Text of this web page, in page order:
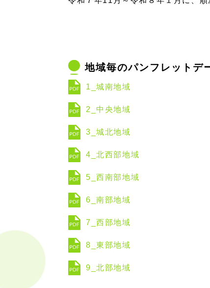
地域毎のパンフレットデ
1_城南地域
2_中央地域
3_城北地域
4_北西部地域
5_西南部地域
6_南部地域
7_西部地域
8_東部地域
9_北部地域